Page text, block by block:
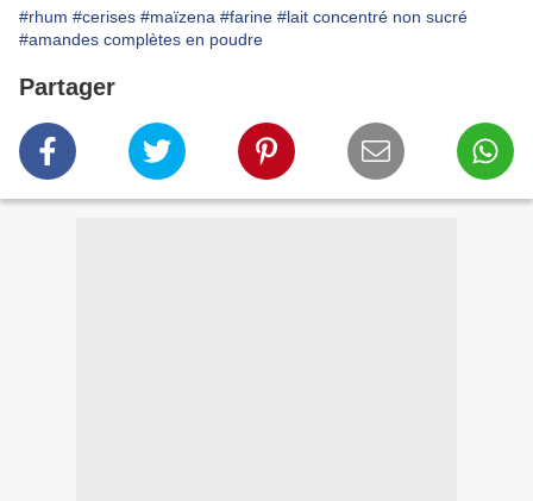
#rhum #cerises #maïzena #farine #lait concentré non sucré
#amandes complètes en poudre
Partager